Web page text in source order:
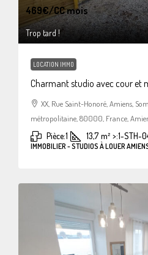
469€/CC mois
Trop tard !
LOCATION IMMO
Charmant studio avec cour et
XX, Rue Saint-Honoré, Amiens,
métropolitaine, 80000, France,
Pièce:1 13,7 m² >:1-STH-
IMMOBILIER - STUDIOS À LOUER